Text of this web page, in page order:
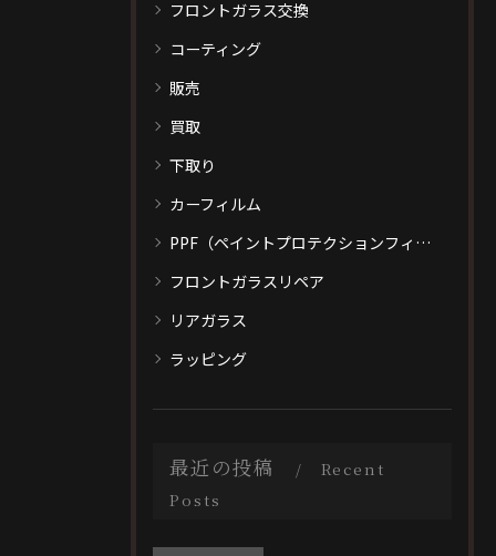
フロントガラス交換
コーティング
販売
買取
下取り
カーフィルム
PPF（ペイントプロテクションフィルム）
フロントガラスリペア
リアガラス
ラッピング
最近の投稿
Recent
Posts